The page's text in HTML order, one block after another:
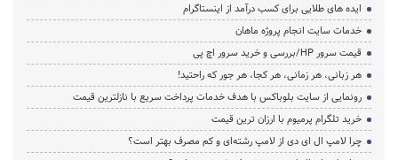
ایده های طلایی برای کسب درآمد از اینستاگرام
خدمات سایت انجام پروژه ماهان
قیمت سرور HP/بررسی و خرید سرور اچ پی
هر زبانی، هر زمانی، هر کجا، هر جور که راحتید!
رونمایی از سایت بلوباکس با هدف خدمات پرداخت سریع با نازلترین قیمت
خرید تلگرام پرمیوم با ارزان ترین قیمت
چرا لامپ ال ای دی از لامپ رشته‌ای و کم مصرف بهتر است؟